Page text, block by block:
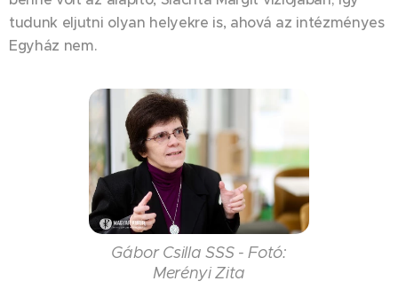
tudunk eljutni olyan helyekre is, ahová az intézményes
Egyház nem.
Gábor Csilla SSS - Fotó:
Merényi Zita